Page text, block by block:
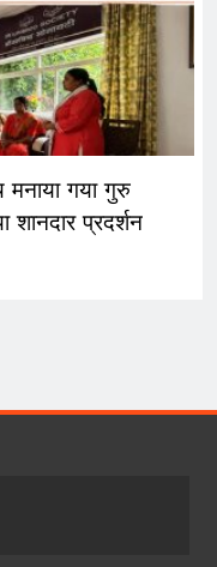
गया गुरु
शानदार प्रदर्शन